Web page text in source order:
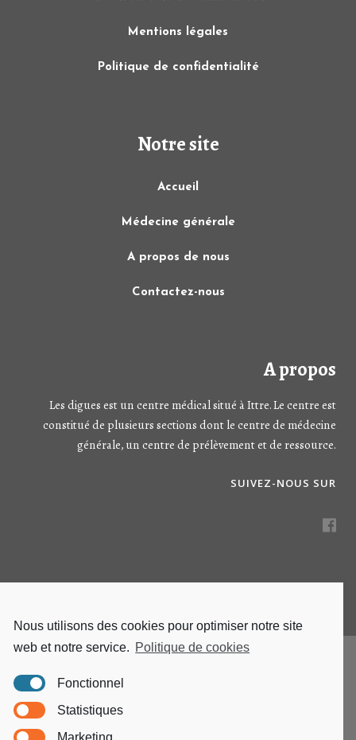
Nous utilisons des cookies pour optimiser notre site
web et notre service. Politique de cookies
Fonctionnel
Statistiques
Marketing
Mentions légales
Politique de confidentialité
Notre site
Accueil
Médecine générale
A propos de nous
Contactez-nous
A propos
Les digues est un centre médical situé à Ittre. Le centre est
constitué de plusieurs sections dont le centre de médecine
générale, un centre de prélèvement et de ressource.
SUIVEZ-NOUS SUR